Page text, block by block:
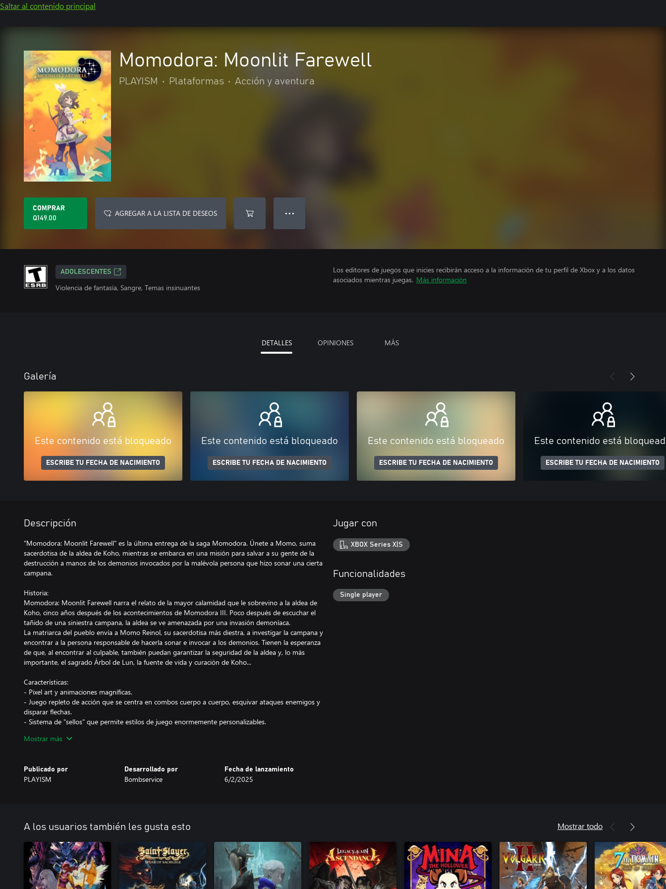
Saltar al contenido principal
Momodora: Moonlit Farewell
PLAYISM • Plataformas • Acción y aventura
COMPRAR
Q149.00
AGREGAR A LA LISTA DE DESEOS ● ● ●
ADOLESCENTES
Violencia de fantasía, Sangre, Temas insinuantes
Los editores de juegos que inicies recibirán acceso a la información de tu perfil de Xbox y a los datos
asociados mientras juegas. Más información
DETALLES OPINIONES MÁS
Galería
Este contenido está bloqueado
ESCRIBE TU FECHA DE NACIMIENTO
Este contenido está bloqueado
ESCRIBE TU FECHA DE NACIMIENTO
Este contenido está bloqueado
ESCRIBE TU FECHA DE NACIMIENTO
Este contenido está
ESCRIBE TU FECHA DE NACIMIENTO
Descripción
"Momodora: Moonlit Farewell" es la última entrega de la saga Momodora. Únete a Momo, suma
sacerdotisa de la aldea de Koho, mientras se embarca en una misión para salvar a su gente de la
destrucción a manos de los demonios invocados por la malévola persona que hizo sonar una cierta
campana.
Historia:
Momodora: Moonlit Farewell narra el relato de la mayor calamidad que le sobrevino a la aldea de
Koho, cinco años después de los acontecimientos de Momodora III. Poco después de escuchar el
tañido de una siniestra campana, la aldea se ve amenazada por una invasión demoníaca.
La matriarca del pueblo envía a Momo Reinol, su sacerdotisa más diestra, a investigar la campana y
encontrar a la persona responsable de hacerla sonar e invocar a los demonios. Tienen la esperanza
de que, al encontrar al culpable, también puedan garantizar la seguridad de la aldea y, lo más
importante, el sagrado Árbol de Lun, la fuente de vida y curación de Koho...
Características:
- Pixel art y animaciones magníficas.
- Juego repleto de acción que se centra en combos cuerpo a cuerpo, esquivar ataques enemigos y
disparar flechas.
- Sistema de "sellos" que permite estilos de juego enormemente personalizables.
- Exploración a fondo de un mundo con una gran historia y una intensa atmósfera.
desafío.
Mostrar más
Publicado por
PLAYISM
Desarrollado por
Bombservice
Fecha de lanzamiento
6/2/2025
Jugar con
XBOX Series X|S
Funcionalidades
Single player
A los usuarios también les gusta esto Mostrar todo